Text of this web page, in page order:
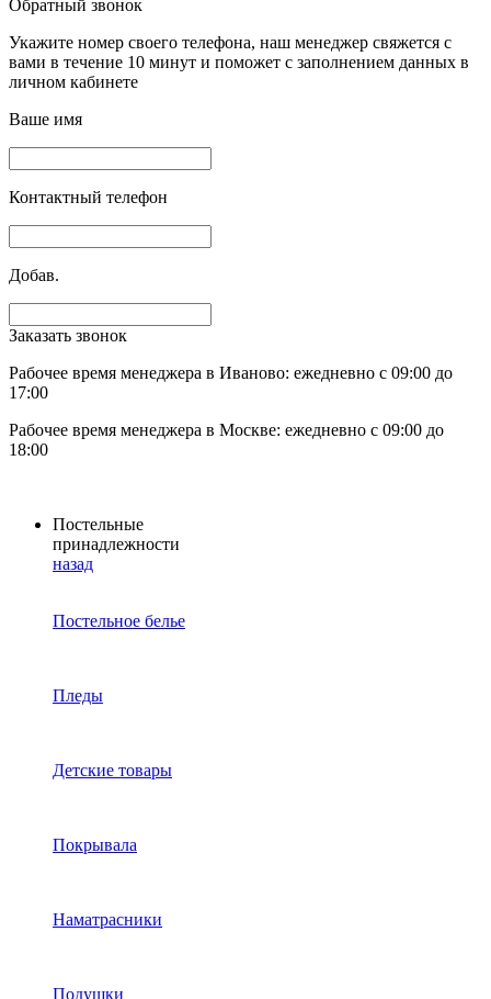
Обратный звонок
Укажите номер своего телефона, наш менеджер свяжется с
вами в течение 10 минут и поможет с заполнением данных в
личном кабинете
Ваше имя
Контактный телефон
Добав.
Заказать звонок
Рабочее время менеджера в Иваново: ежедневно с 09:00 до
17:00
Рабочее время менеджера в Москве: ежедневно с 09:00 до
18:00
Постельные
принадлежности
назад
Постельное белье
Пледы
Детские товары
Покрывала
Наматрасники
Подушки